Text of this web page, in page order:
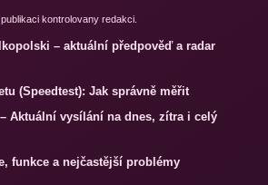
kontrolovany redakci.
– aktuální předpověď a radar
(Speedtest): Jak správně měřit
Aktuální vysílání na dnes, zítra i celý
funkce a nejčastější problémy